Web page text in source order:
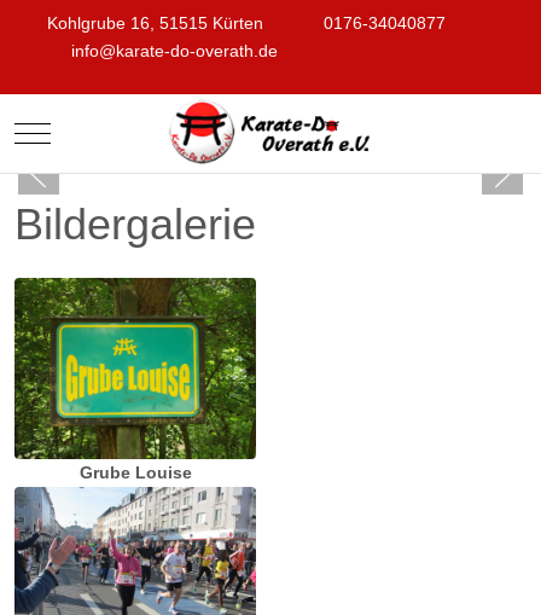
Kohlgrube 16, 51515 Kürten
0176-34040877
info@karate-do-overath.de
Mobile Menu Toggle
Bildergalerie
Grube Louise